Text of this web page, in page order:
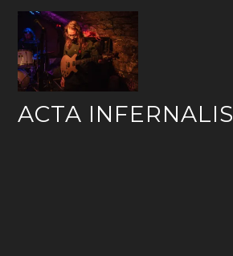
Skip
content
ACTA INFERNALIS